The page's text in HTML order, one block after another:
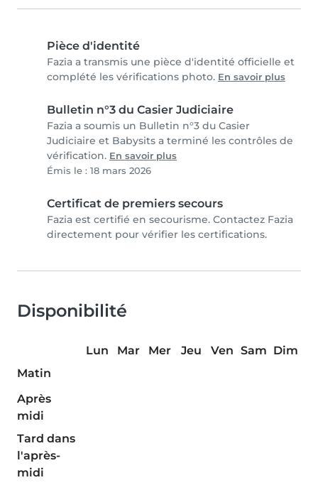
Pièce d'identité
Fazia a transmis une pièce d'identité officielle et
complété les vérifications photo. En savoir plus
Bulletin n°3 du Casier Judiciaire
Fazia a soumis un Bulletin n°3 du Casier
Judiciaire et Babysits a terminé les contrôles de
vérification. En savoir plus
Émis le : 18 mars 2026
Certificat de premiers secours
Fazia est certifié en secourisme. Contactez Fazia
directement pour vérifier les certifications.
Disponibilité
Lun Mar Mer Jeu Ven Sam Dim
Matin
Après
midi
Tard dans
l'après-
midi